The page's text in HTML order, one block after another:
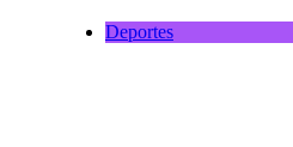
Deportes